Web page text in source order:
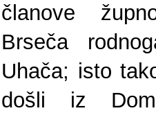
članove
Brseča
Uhača; isto
došli iz